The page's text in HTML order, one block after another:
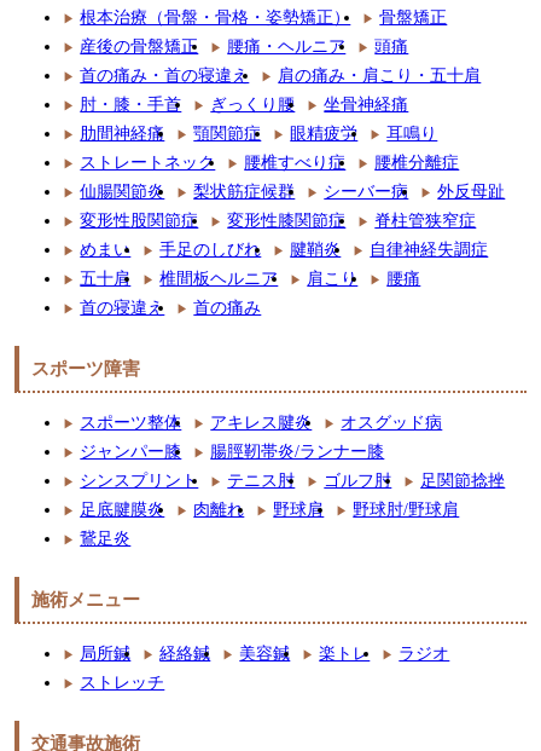
根本治療（骨盤・骨格・姿勢矯正）
骨盤矯正
産後の骨盤矯正
腰痛・ヘルニア
頭痛
首の痛み・首の寝違え
肩の痛み・肩こり・五十肩
肘・膝・手首
ぎっくり腰
坐骨神経痛
肋間神経痛
顎関節症 眼精疲労
耳鳴り
ストレートネック
腰椎すべり症
腰椎分離症
仙腸関節炎
梨状筋症候群 シーバー病
外反母趾
変形性股関節症
変形性膝関節症
脊柱管狭窄症
めまい
手足のしびれ 腱鞘炎
自律神経失調症
五十肩
椎間板ヘルニア 肩こり
腰痛
首の寝違え
首の痛み
スポーツ障害
スポーツ整体 アキレス腱炎
オスグッド病
ジャンパー膝
腸脛靭帯炎/ランナー膝
シンスプリント
テニス肘 ゴルフ肘
足関節捻挫
足底腱膜炎
肉離れ 野球肩
野球肘/野球肩
鵞足炎
施術メニュー
局所鍼 経絡鍼 美容鍼 楽トレ
ラジオ
ストレッチ
交通事故施術